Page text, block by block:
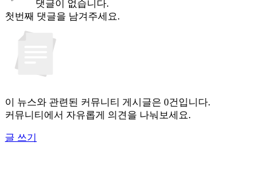
댓글이 없습니다.
첫번째 댓글을 남겨주세요.
이 뉴스와 관련된 커뮤니티 게시글은 0건입니다.
커뮤니티에서 자유롭게 의견을 나눠보세요.
글 쓰기